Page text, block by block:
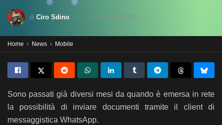
di Ciro Sdino 27 Gennaio 2016
Home News Mobile
Sono passati già diversi mesi da quando è emersa in rete
la possibilità di inviare documenti tramite il client di
messaggistica WhatsApp.